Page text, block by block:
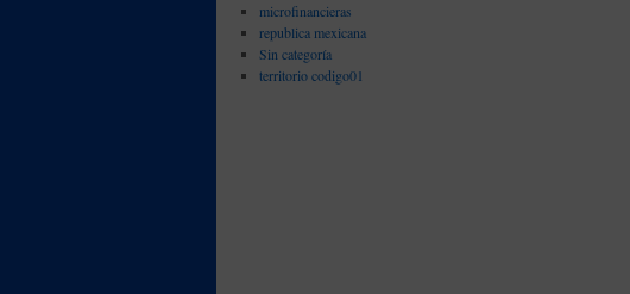
microfinancieras
republica mexicana
Sin categoría
territorio codigo01